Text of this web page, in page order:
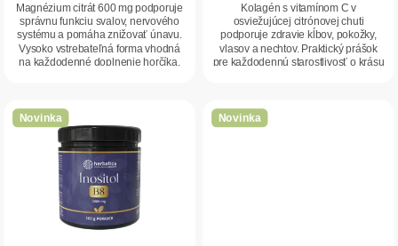
Magnézium citrát 600 mg podporuje
správnu funkciu svalov, nervového
systému a pomáha znižovať únavu.
Vysoko vstrebateľná forma vhodná
na každodenné doplnenie horčíka.
Kolagén s vitamínom C v
osviežujúcej citrónovej chuti
podporuje zdravie kĺbov, pokožky,
vlasov a nechtov. Praktický prášok
pre každodennú starostlivosť o krásu
Novinka Novinka